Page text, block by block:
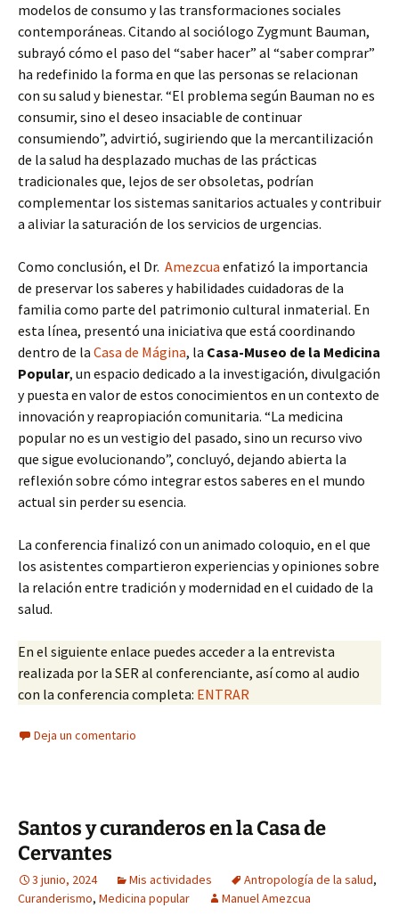
modelos de consumo y las transformaciones sociales
contemporáneas. Citando al sociólogo Zygmunt Bauman,
subrayó cómo el paso del “saber hacer” al “saber comprar”
ha redefinido la forma en que las personas se relacionan
con su salud y bienestar. “El problema según Bauman no es
consumir, sino el deseo insaciable de continuar
consumiendo”, advirtió, sugiriendo que la mercantilización
de la salud ha desplazado muchas de las prácticas
tradicionales que, lejos de ser obsoletas, podrían
complementar los sistemas sanitarios actuales y contribuir
a aliviar la saturación de los servicios de urgencias.
Como conclusión, el Dr. Amezcua enfatizó la importancia
de preservar los saberes y habilidades cuidadoras de la
familia como parte del patrimonio cultural inmaterial. En
esta línea, presentó una iniciativa que está coordinando
dentro de la Casa de Mágina, la Casa-Museo de la Medicina
Popular, un espacio dedicado a la investigación, divulgación
y puesta en valor de estos conocimientos en un contexto de
innovación y reapropiación comunitaria. “La medicina
popular no es un vestigio del pasado, sino un recurso vivo
que sigue evolucionando”, concluyó, dejando abierta la
reflexión sobre cómo integrar estos saberes en el mundo
actual sin perder su esencia.
La conferencia finalizó con un animado coloquio, en el que
los asistentes compartieron experiencias y opiniones sobre
la relación entre tradición y modernidad en el cuidado de la
salud.
En el siguiente enlace puedes acceder a la entrevista
realizada por la SER al conferenciante, así como al audio
con la conferencia completa: ENTRAR
Deja un comentario
Santos y curanderos en la Casa de
Cervantes
3 junio, 2024 Mis actividades Antropología de la salud,
Curanderismo, Medicina popular Manuel Amezcua